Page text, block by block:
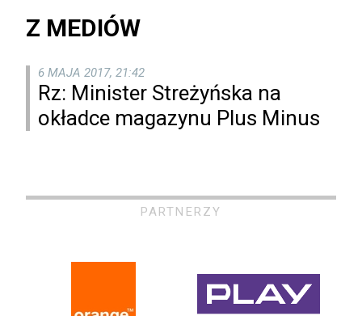
Z MEDIÓW
6 MAJA 2017, 21:42
Rz: Minister Streżyńska na
okładce magazynu Plus Minus
PARTNERZY